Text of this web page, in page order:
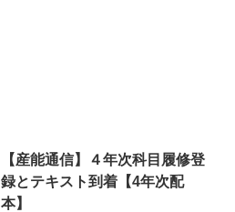
【産能通信】４年次科目履修登
録とテキスト到着【4年次配
本】